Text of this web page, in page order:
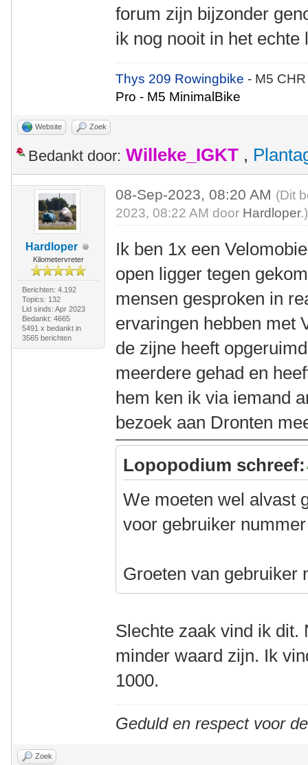
forum zijn bijzonder
ik nog nooit in het echte
Thys 209 Rowingbike- M5
Pro - M5 MinimalBike
Website Zoek
Bedankt door: Willeke_IGKT ,
Hardloper
Kilometervreter
Berichten: 4.192
Topics: 132
Lid sinds: Apr 2023
Bedankt: 4665
5491 x bedankt in
3565 berichten
08-Sep-2023, 08:20 AM (Dit
2023, 08:22 AM door Hardloper.)
Ik ben 1x een
open ligger tegen
mensen gesproken in
ervaringen hebben met
de zijne heeft
meerdere gehad en
hem ken ik via iemand
bezoek aan Dronten
Lopopodium schreef:
We moeten wel alvast
voor gebruiker
Groeten van gebruiker
Slechte zaak vind ik dit.
minder waard zijn. Ik
1000.
Geduld en respect voor
Zoek